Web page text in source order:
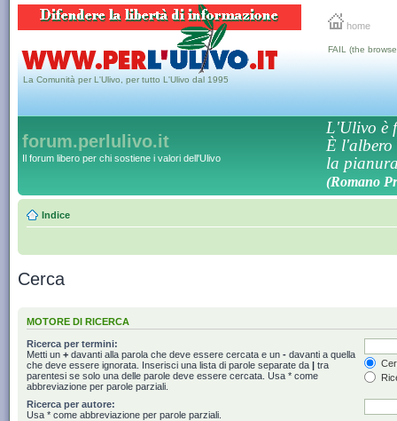
home
La Comunità per L'Ulivo, per tutto L'Ulivo dal 1995
FAIL (the
forum.perlulivo.it
Il forum libero per chi sostiene i valori dell'Ulivo
L'Ulivo è
È l'albero
la
(Romano
Indice
Cerca
MOTORE DI RICERCA
Ricerca per termini:
Metti un + davanti alla parola che deve essere cercata e un - davanti a quella
che deve essere ignorata. Inserisci una lista di parole separate da | tra
parentesi se solo una delle parole deve essere cercata. Usa * come
abbreviazione per parole parziali.
Ricerca per autore:
Usa * come abbreviazione per parole parziali.